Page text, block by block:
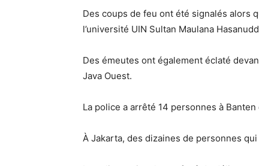
Des coups de feu ont été signalés alors
l’université UIN Sultan Maulana
Des émeutes ont également éclaté
Java Ouest.
La police a arrêté 14 personnes à Banten
À Jakarta, des dizaines de personnes